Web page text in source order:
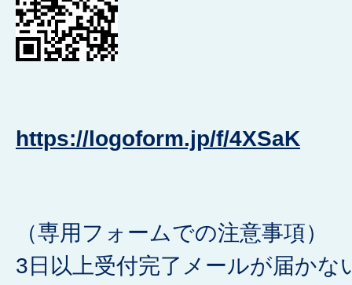
https://logoform.jp/f/4XSaK
（専用フォームでの注意事項）
3日以上受付完了メールが届かな